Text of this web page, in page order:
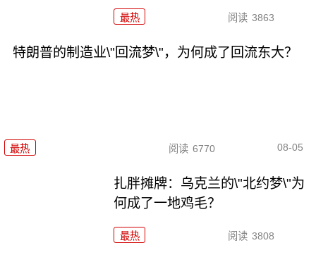
最热 阅读 3863
特朗普的制造业\"回流梦\"，为何成了回流东大？
最热 阅读 6770 08-05
扎胖摊牌：乌克兰的\"北约梦\"为
何成了一地鸡毛？
最热 阅读 3808